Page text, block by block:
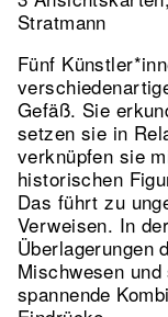
Stratmann
Fünf
Gefäß. Sie
setzen sie in
verknüpfen sie
historischen
Das führt zu
Verweisen. In
Überlagerungen
Mischwesen
spannende